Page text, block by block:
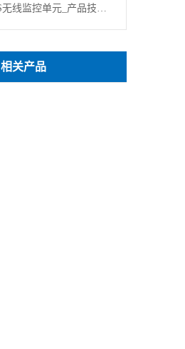
GT-5320_GPRS无线监控单元_产品技术规格 V2.0
相关产品